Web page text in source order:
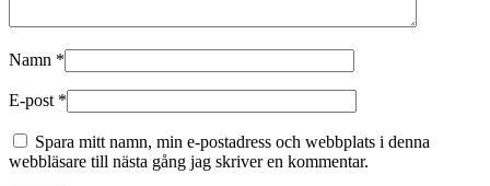
Namn *
E-post *
Spara mitt namn, min e-postadress och webbplats i denna
webbläsare till nästa gång jag skriver en kommentar.